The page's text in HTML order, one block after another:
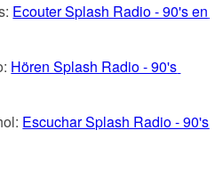
Ecouter Splash Radio - 90's en
Hören Splash Radio - 90's
Escuchar Splash Radio - 90's